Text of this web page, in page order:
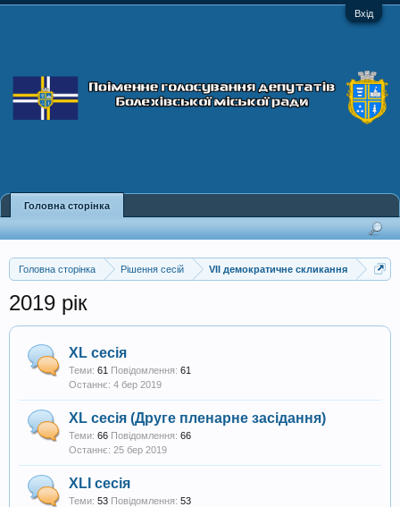
Вхід
Головна сторінка Рішення сесій VII демократичне скликання
2019 рік
XL сесія
Теми: 61 Повідомлення: 61
4 бер 2019
XL сесія (Друге пленарне засідання)
Теми: 66 Повідомлення: 66
25 бер 2019
XLI сесія
Теми: 53 Повідомлення: 53
Головна сторінка